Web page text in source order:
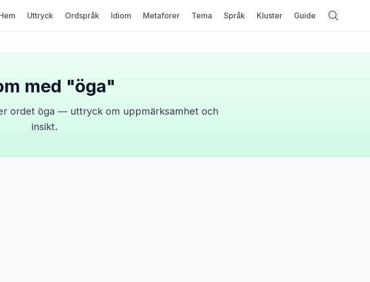
Uttryck Ordspråk Idiom Metaforer Tema Språk Kluster Guide
med "öga"
ordet öga — uttryck om uppmärksamhet och
insikt.